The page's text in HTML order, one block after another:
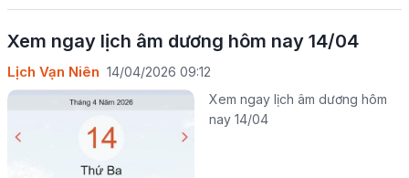
Xem ngay lịch âm dương hôm nay 14/04
Lịch Vạn Niên 14/04/2026 09:12
Xem ngay lịch âm dương hôm
nay 14/04